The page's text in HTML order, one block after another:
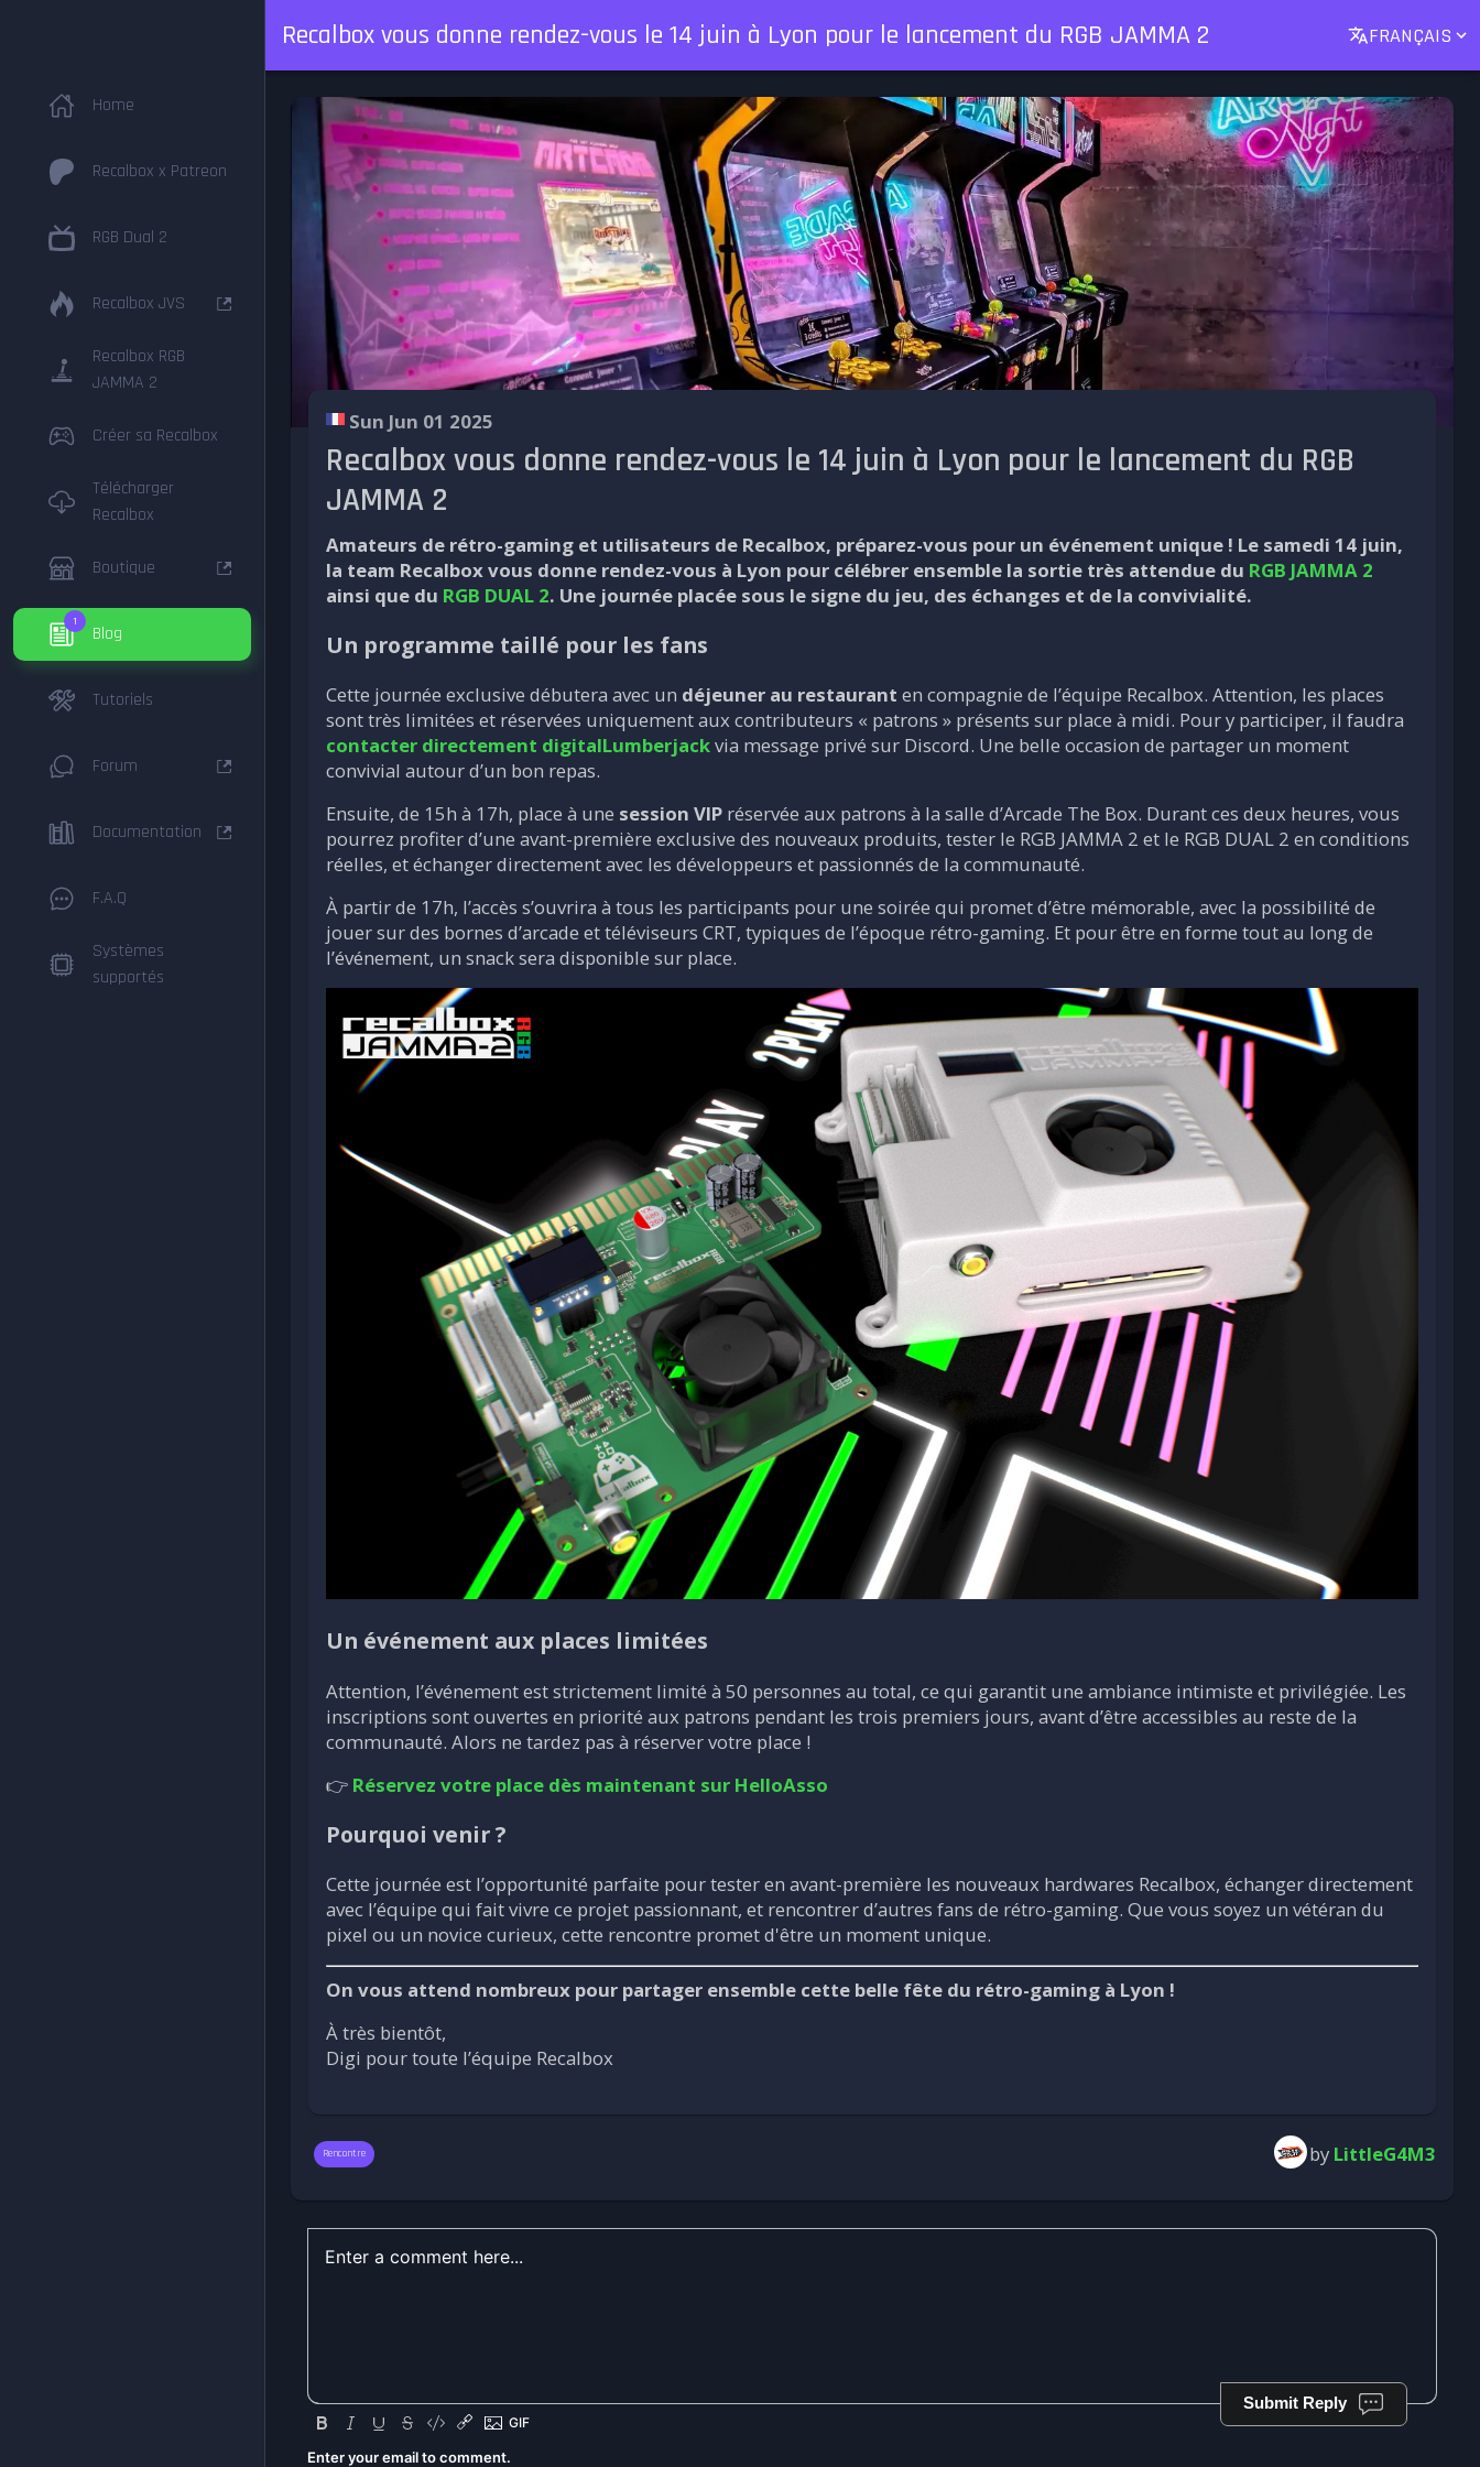
Recalbox vous donne rendez-vous le 14 juin à Lyon pour le lancement du RGB JAMMA 2 FRANÇAIS
Home
Recalbox x Patreon
RGB Dual 2
Recalbox JVS
Recalbox RGB
JAMMA 2
Créer sa Recalbox
Télécharger
Recalbox
Boutique
1
Blog
Tutoriels
Forum
Documentation
F.A.Q
Systèmes
supportés
Sun Jun 01 2025
Recalbox vous donne rendez-vous le 14 juin à Lyon pour le lancement du RGB
JAMMA 2
Amateurs de rétro-gaming et utilisateurs de Recalbox, préparez-vous pour un événement unique ! Le samedi 14 juin,
la team Recalbox vous donne rendez-vous à Lyon pour célébrer ensemble la sortie très attendue du RGB JAMMA 2
ainsi que du RGB DUAL 2. Une journée placée sous le signe du jeu, des échanges et de la convivialité.
Un programme taillé pour les fans
Cette journée exclusive débutera avec un déjeuner au restaurant en compagnie de l’équipe Recalbox. Attention, les places
sont très limitées et réservées uniquement aux contributeurs « patrons » présents sur place à midi. Pour y participer, il faudra
contacter directement digitalLumberjackvia message privé sur Discord. Une belle occasion de partager un moment
convivial autour d’un bon repas.
Ensuite, de 15h à 17h, place à une session VIP réservée aux patrons à la salle d’Arcade The Box. Durant ces deux heures, vous
pourrez profiter d’une avant-première exclusive des nouveaux produits, tester le RGB JAMMA 2 et le RGB DUAL 2 en conditions
réelles, et échanger directement avec les développeurs et passionnés de la communauté.
À partir de 17h, l’accès s’ouvrira à tous les participants pour une soirée qui promet d’être mémorable, avec la possibilité de
jouer sur des bornes d’arcade et téléviseurs CRT, typiques de l’époque rétro-gaming. Et pour être en forme tout au long de
l’événement, un snack sera disponible sur place.
Un événement aux places limitées
Attention, l’événement est strictement limité à 50 personnes au total, ce qui garantit une ambiance intimiste et privilégiée. Les
inscriptions sont ouvertes en priorité aux patrons pendant les trois premiers jours, avant d’être accessibles au reste de la
communauté. Alors ne tardez pas à réserver votre place !
👉 Réservez votre place dès maintenant sur HelloAsso
Pourquoi venir ?
Cette journée est l’opportunité parfaite pour tester en avant-première les nouveaux hardwares Recalbox, échanger directement
avec l’équipe qui fait vivre ce projet passionnant, et rencontrer d’autres fans de rétro-gaming. Que vous soyez un vétéran du
pixel ou un novice curieux, cette rencontre promet d'être un moment unique.
On vous attend nombreux pour partager ensemble cette belle fête du rétro-gaming à Lyon !
À très bientôt,
Digi pour toute l’équipe Recalbox
Rencontre by LittleG4M3
Submit Reply
Enter your email to comment.